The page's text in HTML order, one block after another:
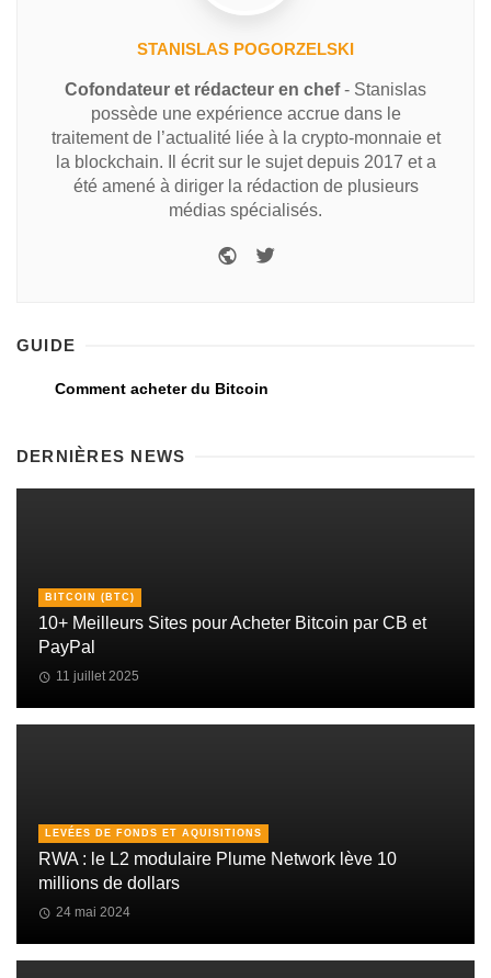
STANISLAS POGORZELSKI
Cofondateur et rédacteur en chef- Stanislas
possède une expérience accrue dans le
traitement de l’actualité liée à la crypto-monnaie et
la blockchain. Il écrit sur le sujet depuis 2017 et a
été amené à diriger la rédaction de plusieurs
médias spécialisés.
GUIDE
Comment acheter du Bitcoin
DERNIÈRES NEWS
BITCOIN (BTC)
10+ Meilleurs Sites pour Acheter Bitcoin par CB et
PayPal
11 juillet 2025
LEVÉES DE FONDS ET AQUISITIONS
RWA : le L2 modulaire Plume Network lève 10
millions de dollars
24 mai 2024